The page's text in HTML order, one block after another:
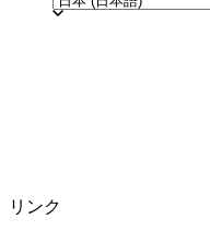
リンク